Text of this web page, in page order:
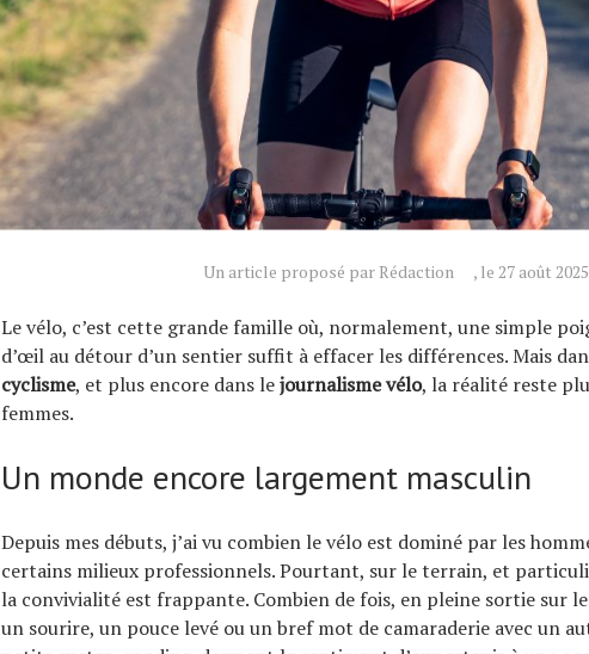
Un article proposé par Rédaction , le 27 août 2025
Le vélo, c’est cette grande famille où, normalement, une simple
d’œil au détour d’un sentier suffit à effacer les différences. Mais
cyclisme, et plus encore dans lejournalisme vélo, la réalité reste
femmes.
Un monde encore largement masculin
Depuis mes débuts, j’ai vu combien le vélo est dominé par les
certains milieux professionnels. Pourtant, sur le terrain, et
la convivialité est frappante. Combien de fois, en pleine sortie sur
un sourire, un pouce levé ou un bref mot de camaraderie avec un